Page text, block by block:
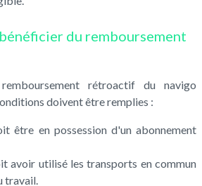
du remboursement
rétroactif du navigo
doivent être remplies :
être en possession d'un abonnement
avoir utilisé les transports en commun
travail.